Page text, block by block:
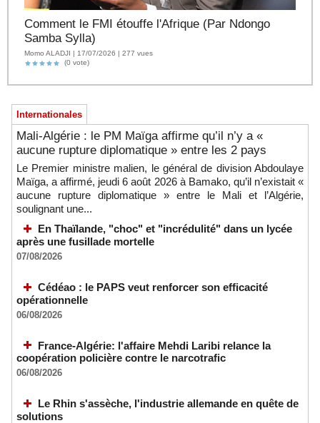
Comment le FMI étouffe l'Afrique (Par Ndongo
Samba Sylla)
Momo ALADJI | 17/07/2026 | 277 vues
(0 vote)
Internationales
Mali-Algérie : le PM Maïga affirme qu’il n’y a «
aucune rupture diplomatique » entre les 2 pays
Le Premier ministre malien, le général de division Abdoulaye
Maïga, a affirmé, jeudi 6 août 2026 à Bamako, qu’il n’existait «
aucune rupture diplomatique » entre le Mali et l’Algérie,
soulignant une...
En Thaïlande, "choc" et "incrédulité" dans un lycée
après une fusillade mortelle
07/08/2026
Cédéao : le PAPS veut renforcer son efficacité
opérationnelle
06/08/2026
France-Algérie: l'affaire Mehdi Laribi relance la
coopération policière contre le narcotrafic
06/08/2026
Le Rhin s'assèche, l'industrie allemande en quête de
solutions